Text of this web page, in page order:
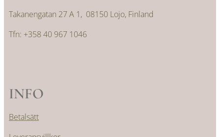
Takanengatan 27 A 1, 08150 Lojo, Finland
Tfn: +358 40 967 1046
INFO
Betalsätt